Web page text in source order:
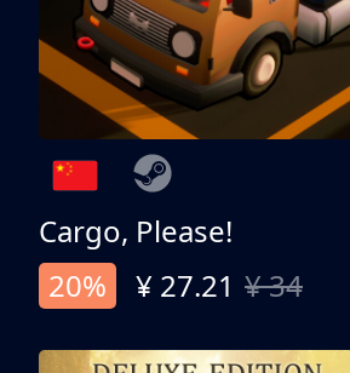
Cargo, Please!
20%
¥ 27.21 ¥ 34